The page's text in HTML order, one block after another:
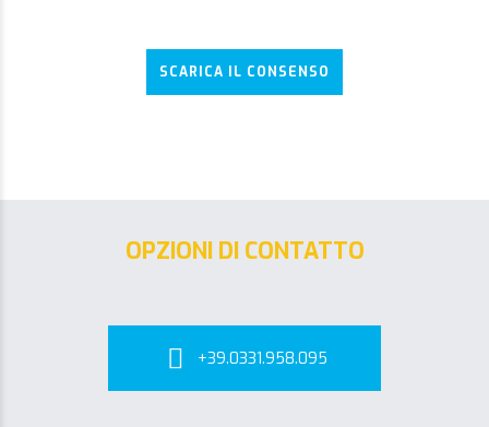
SCARICA IL CONSENSO
OPZIONI DI CONTATTO
+39.0331.958.095